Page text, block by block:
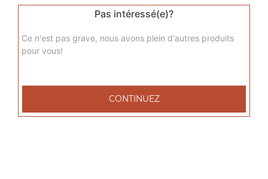
+ 1 boisson 33 cl au choix
9.00€
Pas intéressé(e)?
Ce n'est pas grave, nous avons plein d'autres produits
pour vous!
CONTINUEZ